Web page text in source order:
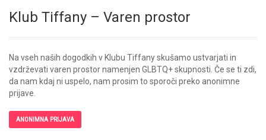
Klub Tiffany – Varen prostor
Na vseh naših dogodkih v Klubu Tiffany skušamo ustvarjati in
vzdrževati varen prostor namenjen GLBTQ+ skupnosti. Če se ti zdi,
da nam kdaj ni uspelo, nam prosim to sporoči preko anonimne
prijave.
ANONIMNA PRIJAVA